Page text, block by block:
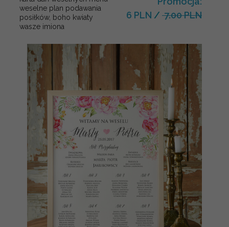
weselne plan podawania
posiłków, boho kwiaty
wasze imiona
6 PLN / 7.00 PLN